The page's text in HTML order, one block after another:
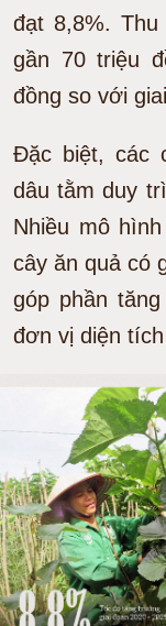
đạt 8,8%.
gần 70 triệu
đồng so với
Đặc biệt, các
dâu tằm duy
Nhiều mô
cây ăn quả có
góp phần
đơn vị diện